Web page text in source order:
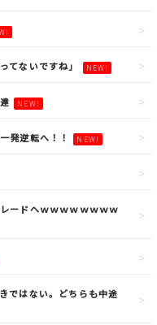
てないですね」 NEW!
NEW!
発逆転へ！！ NEW!
ードへｗｗｗｗｗｗｗｗ
ではない。どちらも中途